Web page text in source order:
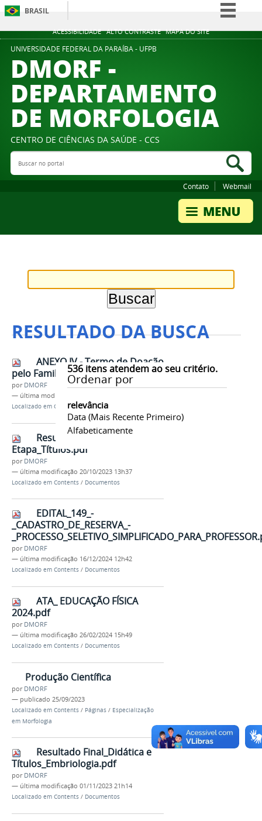
ACESSIBILIDADE ALTO CONTRASTE MAPA DO SITE
BRASIL
Simplifique!
Acesso à informação
Legislação
Canais
UNIVERSIDADE FEDERAL DA PARAÍBA - UFPB
DMORF -
DEPARTAMENTO
DE MORFOLOGIA
CENTRO DE CIÊNCIAS DA SAÚDE - CCS
Buscar no portal
Contato Webmail
RESULTADO DA BUSCA
536itens atendem ao seu critério.
Ordenar por
relevância
Data (mais Recente Primeiro)
Alfabeticamente
ANEXO IV - Termo de Doação
pelo Familiar
por DMORF
— última modificação
Localizado em Contents /Documentos
Resultado_2ª
Etapa_Títulos.pdf
por DMORF
— última modificação 20/10/2023 13h37
Localizado em Contents / Documentos
EDITAL_149_-
_CADASTRO_DE_RESERVA_-
por DMORF
— última modificação 16/12/2024 12h42
Localizado em Contents / Documentos
ATA_ EDUCAÇÃO FÍSICA
2024.pdf
por DMORF
— última modificação 26/02/2024 15h49
Localizado em Contents / Documentos
Produção Científica
por DMORF
— publicado 25/09/2023
Localizado em Contents / Páginas / Especialização
em Morfologia
Resultado Final_Didática e
Títulos_Embriologia.pdf
por DMORF
— última modificação 01/11/2023 21h14
Localizado em Contents / Documentos